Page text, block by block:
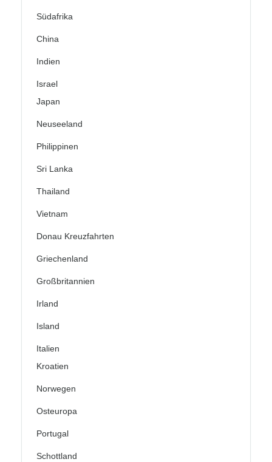
Südafrika
China
Indien
Israel
Japan
Neuseeland
Philippinen
Sri Lanka
Thailand
Vietnam
Donau Kreuzfahrten
Griechenland
Großbritannien
Irland
Island
Italien
Kroatien
Norwegen
Osteuropa
Portugal
Schottland